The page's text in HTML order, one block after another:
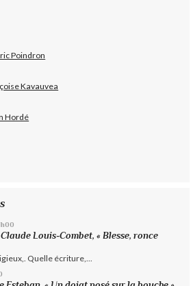
Poindron
Kavauvea
Hordé
Claude Louis-Combet, « Blesse, ronce
Quelle écriture,...